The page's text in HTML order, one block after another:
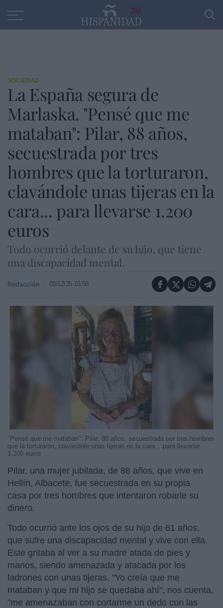
30
SOCIEDAD
La España segura de
Marlaska. "Pensé que me
mataban": Pilar, 88 años,
secuestrada por tres
hombres que la torturaron,
clavándole unas tijeras en la
cara... para llevarse 1.200
euros
Todo ocurrió delante de su hijo, que tiene
una discapacidad mental.
Redacción 03/12/25 15:58
"Pensé que me mataban": Pilar, 88 años, secuestrada por tres hombres
que la torturaron, clavándole unas tijeras en la cara... para llevarse
1.200 euros
Pilar, una mujer jubilada, de 88 años, que vive en
Hellín, Albacete, fue secuestrada en su propia
casa por tres hombres que intentaron robarle su
dinero.
Todo ocurrió ante los ojos de su hijo de 61 años,
que sufre una discapacidad mental y vive con ella.
Este gritaba al ver a su madre atada de pies y
manos, siendo amenazada y atacada por los
ladrones con unas tijeras. "Yo creía que me
mataban y que mi hijo se quedaba ahí", nos cuenta,
"me amenazaban con cortarme un dedo con las